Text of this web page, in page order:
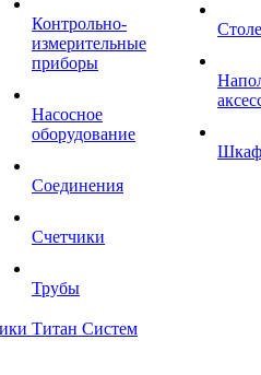
Контрольно-
измерительные
приборы
Насосное
оборудование
Соединения
Счетчики
Трубы